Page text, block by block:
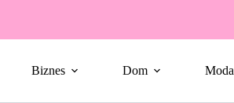
Biznes Dom Moda